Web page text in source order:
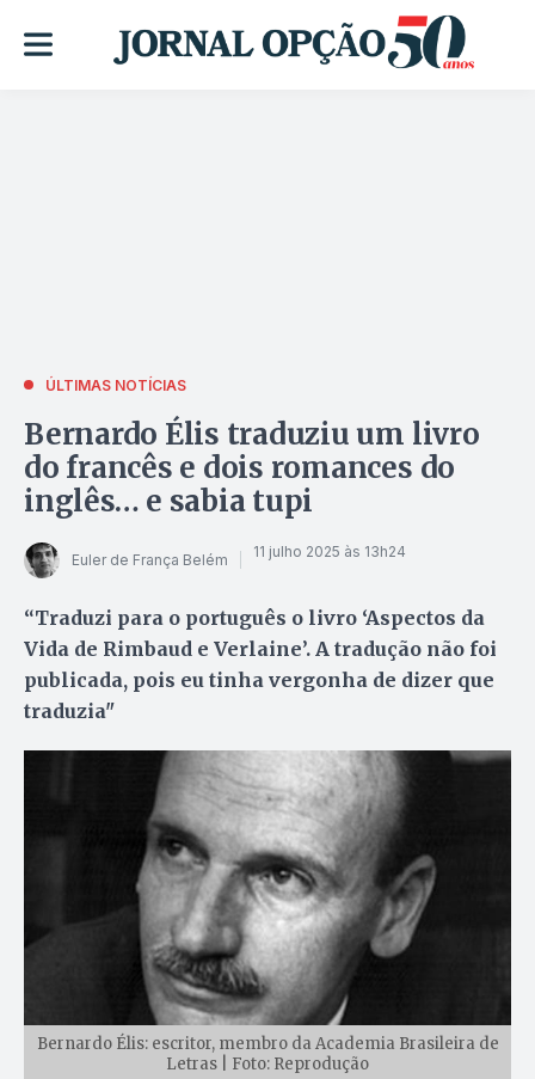
ÚLTIMAS NOTÍCIAS
Bernardo Élis traduziu um livro
do francês e dois romances do
inglês… e sabia tupi
Euler de França Belém 11 julho 2025 às 13h24
“Traduzi para o português o livro ‘Aspectos da
Vida de Rimbaud e Verlaine’. A tradução não foi
publicada, pois eu tinha vergonha de dizer que
traduzia"
Bernardo Élis: escritor, membro da Academia Brasileira de
Letras | Foto: Reprodução